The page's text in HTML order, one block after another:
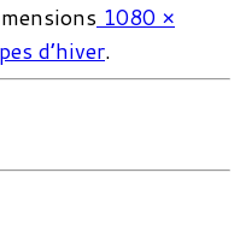
1080 ×
d’hiver.